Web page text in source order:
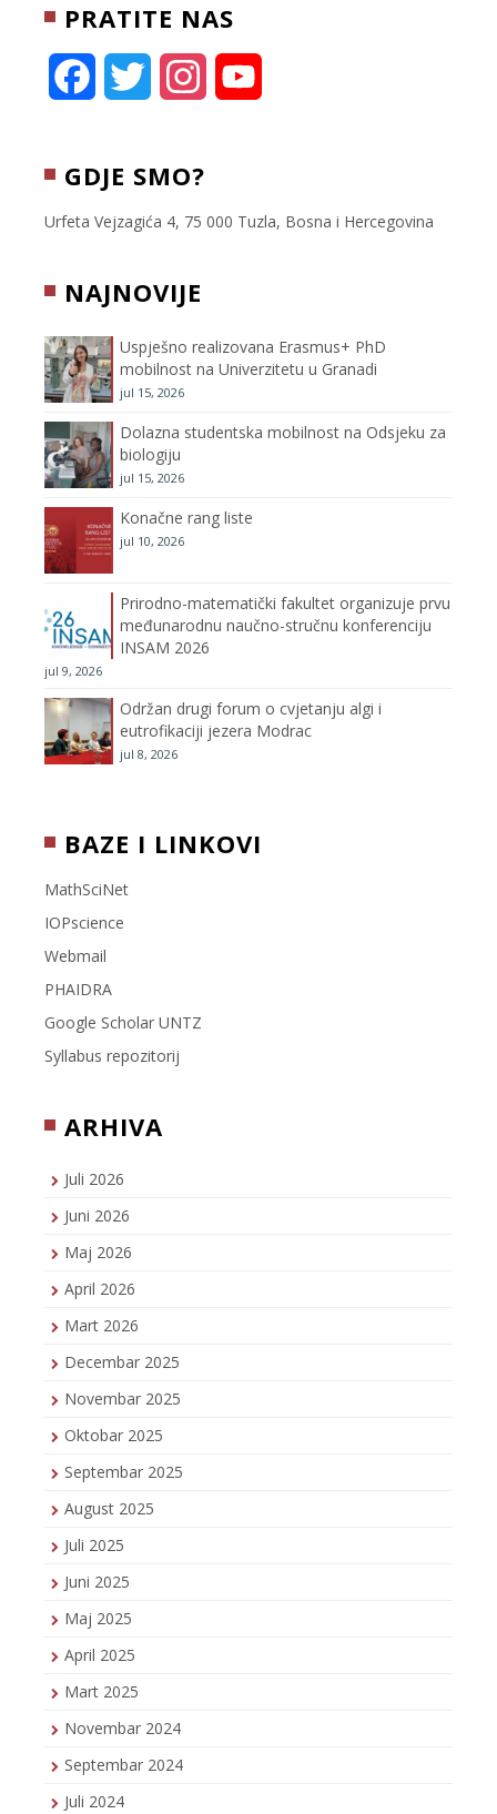
PRATITE NAS
c
e
o
o
k
i
t
e
r
t
r
T
e
e
GDJE SMO?
Urfeta Vejzagića 4, 75 000 Tuzla, Bosna i Hercegovina
NAJNOVIJE
Uspješno realizovana Erasmus+ PhD
mobilnost na Univerzitetu u Granadi
jul 15, 2026
Dolazna studentska mobilnost na Odsjeku za
biologiju
jul 15, 2026
Konačne rang liste
jul 10, 2026
Prirodno-matematički fakultet organizuje prvu
međunarodnu naučno-stručnu konferenciju
INSAM 2026
jul 9, 2026
Održan drugi forum o cvjetanju algi i
eutrofikaciji jezera Modrac
jul 8, 2026
BAZE I LINKOVI
MathSciNet
IOPscience
Webmail
PHAIDRA
Google Scholar UNTZ
Syllabus repozitorij
ARHIVA
Juli 2026
Juni 2026
Maj 2026
April 2026
Mart 2026
Decembar 2025
Novembar 2025
Oktobar 2025
Septembar 2025
August 2025
Juli 2025
Juni 2025
Maj 2025
April 2025
Mart 2025
Novembar 2024
Septembar 2024
Juli 2024